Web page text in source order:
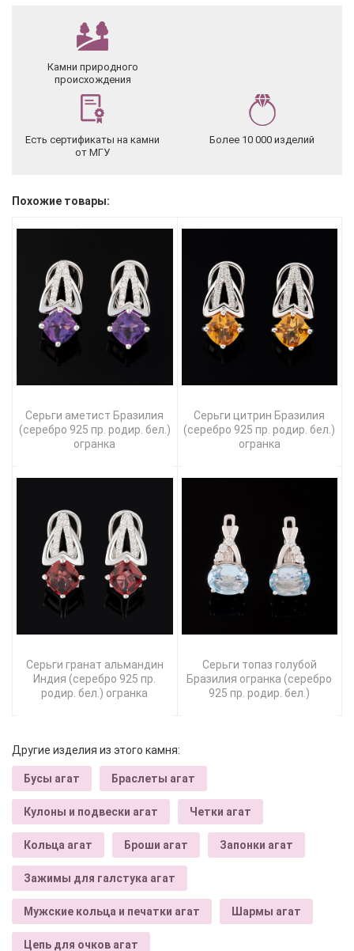
Камни природного
происхождения
Есть сертификаты на камни
от МГУ
Более 10 000 изделий
Похожие товары:
Серьги аметист Бразилия
(серебро 925 пр. родир. бел.)
огранка
Серьги цитрин Бразилия
(серебро 925 пр. родир. бел.)
огранка
Серьги гранат альмандин
Индия (серебро 925 пр.
родир. бел.) огранка
Серьги топаз голубой
Бразилия огранка (серебро
925 пр. родир. бел.)
Другие изделия из этого камня:
Бусы агат Браслеты агат
Кулоны и подвески агат Четки агат
Кольца агат Броши агат Запонки агат
Зажимы для галстука агат
Мужские кольца и печатки агат Шармы агат
Цепь для очков агат